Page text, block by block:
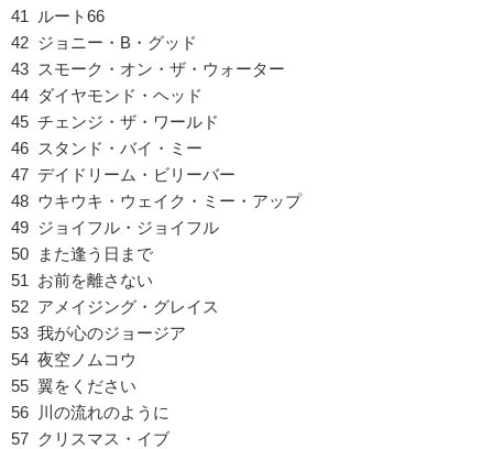
41 ルート66
42 ジョニー・B・グッド
43 スモーク・オン・ザ・ウォーター
44 ダイヤモンド・ヘッド
45 チェンジ・ザ・ワールド
46 スタンド・バイ・ミー
47 デイドリーム・ビリーバー
48 ウキウキ・ウェイク・ミー・アップ
49 ジョイフル・ジョイフル
50 また逢う日まで
51 お前を離さない
52 アメイジング・グレイス
53 我が心のジョージア
54 夜空ノムコウ
55 翼をください
56 川の流れのように
57 クリスマス・イブ